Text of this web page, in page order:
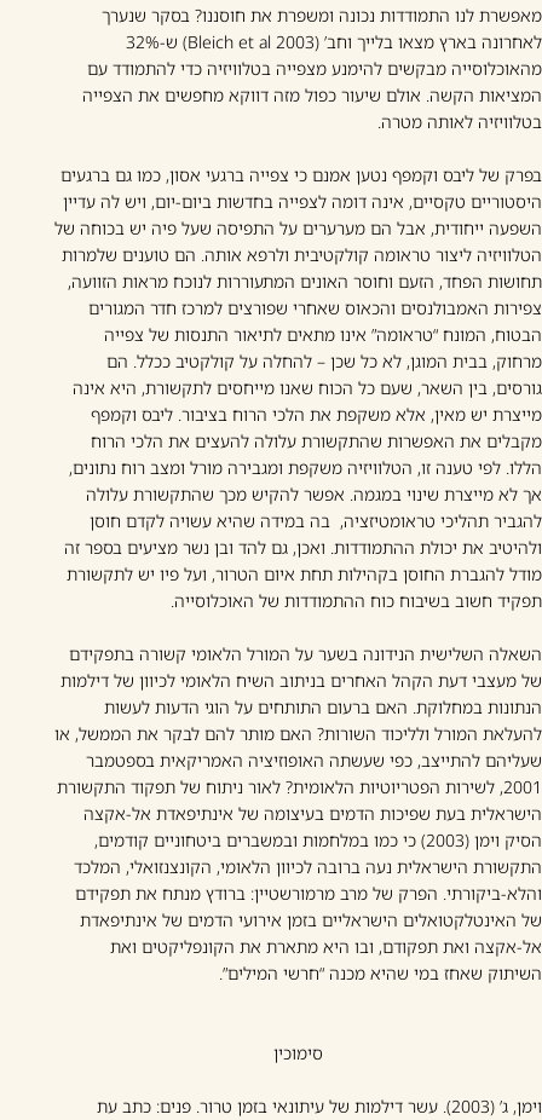
מאפשרת לנו התמודדות נכונה ומשפרת את חוסננו? בסקר שנערך
מהאוכלוסייה מבקשים להימנע מצפייה בטלוויזיה כדי להתמודד עם
המציאות הקשה. אולם שיעור כפול מזה דווקא מחפשים את הצפייה
בטלוויזיה לאותה מטרה.
בפרק של ליבס וקמפף נטען אמנם כי צפייה ברגעי אסון, כמו גם ברגעים
היסטוריים טקסיים, אינה דומה לצפייה בחדשות ביום-יום, ויש לה עדיין
השפעה ייחודית, אבל הם מערערים על התפיסה שעל פיה יש בכוחה של
הטלוויזיה ליצור טראומה קולקטיבית ולרפא אותה. הם טוענים שלמרות
תחושות הפחד, הזעם וחוסר האונים המתעוררות לנוכח מראות הזוועה,
צפירות האמבולנסים והכאוס שאחרי שפורצים למרכז חדר המגורים
הבטוח, המונח “טראומה” אינו מתאים לתיאור התנסות של צפייה
מרחוק, בבית המוגן, לא כל שכן – להחלה על קולקטיב ככלל. הם
גורסים, בין השאר, שעם כל הכוח שאנו מייחסים לתקשורת, היא אינה
מייצרת יש מאין, אלא משקפת את הלכי הרוח בציבור. ליבס וקמפף
מקבלים את האפשרות שהתקשורת עלולה להעצים את הלכי הרוח
הללו. לפי טענה זו, הטלוויזיה משקפת ומגבירה מורל ומצב רוח נתונים,
אך לא מייצרת שינוי במגמה. אפשר להקיש מכך שהתקשורת עלולה
להגביר תהליכי טראומטיזציה, בה במידה שהיא עשויה לקדם חוסן
ולהיטיב את יכולת ההתמודדות. ואכן, גם להד ובן נשר מציעים בספר זה
מודל להגברת החוסן בקהילות תחת איום הטרור, ועל פיו יש לתקשורת
תפקיד חשוב בשיבוח כוח ההתמודדות של האוכלוסייה.
השאלה השלישית הנידונה בשער על המורל הלאומי קשורה בתפקידם
של מעצבי דעת הקהל האחרים בניתוב השיח הלאומי לכיוון של דילמות
הנתונות במחלוקת. האם ברעום התותחים על הוגי הדעות לעשות
להעלאת המורל ולליכוד השורות? האם מותר להם לבקר את הממשל, או
שעליהם להתייצב, כפי שעשתה האופוזיציה האמריקאית בספטמבר
2001, לשירות הפטריוטיות הלאומית? לאור ניתוח של תפקוד התקשורת
הישראלית בעת שפיכות הדמים בעיצומה של אינתיפאדת אל-אקצה
הסיק וימן (2003) כי כמו במלחמות ובמשברים ביטחוניים קודמים,
התקשורת הישראלית נעה ברובה לכיוון הלאומי, הקונצנזואלי, המלכד
והלא-ביקורתי. הפרק של מרב מרמורשטיין: ברודץ מנתח את תפקידם
של האינטלקטואלים הישראליים בזמן אירועי הדמים של אינתיפאדת
אל-אקצה ואת תפקודם, ובו היא מתארת את הקונפליקטים ואת
השיתוק שאחז במי שהיא מכנה “חרשי המילים”.
סימוכין
וימן, ג’ (2003). עשר דילמות של עיתונאי בזמן טרור.
פנים: כתב עת